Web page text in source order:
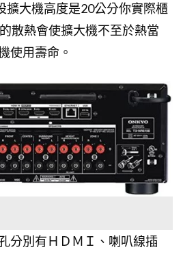
擴大機高度是20公分你實際櫃
散熱會使擴大機不至於熱當
使用壽命。
分別有ＨＤＭＩ、喇叭線插